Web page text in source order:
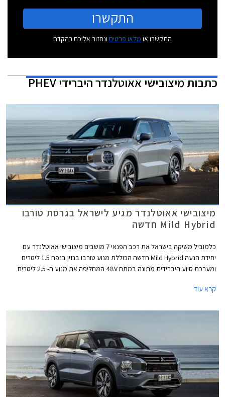
התקשרו
התקשרו או מלאו פרטים ונחזור אליכם בהקדם
כתבותמיצובישי אאוטלנדר היברידי PHEV
מיצובישי אאוטלנדר מגיע לישראל בגרסת טורבו
Mild Hybrid חדשה
כלמוביל משיקה בישראל את רכב הפנאי 7 מושבים מיצובישי אאוטלנדר עם
יחידת הנעה Mild Hybrid חדשה הכוללת מנוע טורבו בנזין בנפח 1.5 ליטרים
ומערכת סיוע היברידית מתונה במתח 48V המחליפה את מנוע ה- 2.5 ליטרים
ומנועים חשמליים מחשש לעודף תקלות. יהיה מעניין לראות איך ישפיע המעבר
לשפר את הביצועים ואת צריכת הדלק אך למעשה על הנייר אין כל שינוי
שופרה. הדגם קיבל תוספות אבזור משמעותיות במחיר זול מבעבר, כאשר גרסת
הכניסה מוצעת במחיר 189,990 ₪.
קרא עוד